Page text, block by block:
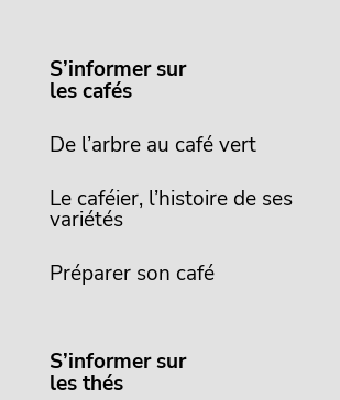
S’informer sur
les cafés
De l’arbre au café vert
Le caféier, l’histoire de ses
variétés
Préparer son café
S’informer sur
les thés